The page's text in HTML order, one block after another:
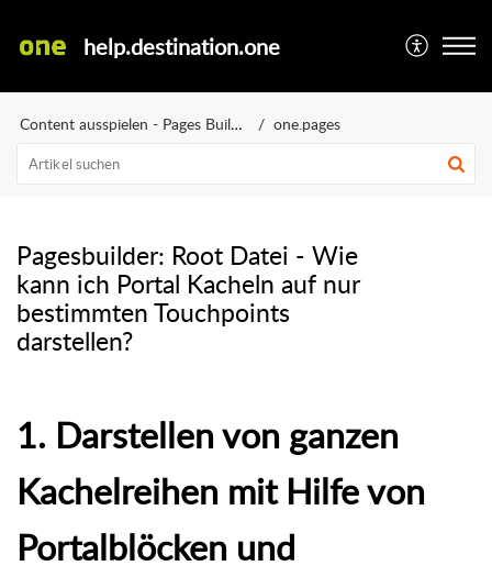
help.destination.one
Content ausspielen - Pages Builder one.pages
Pagesbuilder: Root Datei - Wie
kann ich Portal Kacheln auf nur
bestimmten Touchpoints
darstellen?
1. Darstellen von ganzen
Kachelreihen mit Hilfe von
Portalblöcken und